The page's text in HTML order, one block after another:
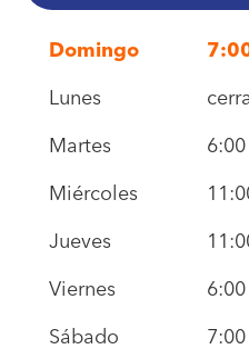
Domingo
Lunes
Martes
Miércoles
Jueves
Viernes
Sábado